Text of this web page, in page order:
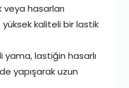
veya hasarları
kaliteli bir lastik
yama, lastiğin hasarlı
yapışarak uzun